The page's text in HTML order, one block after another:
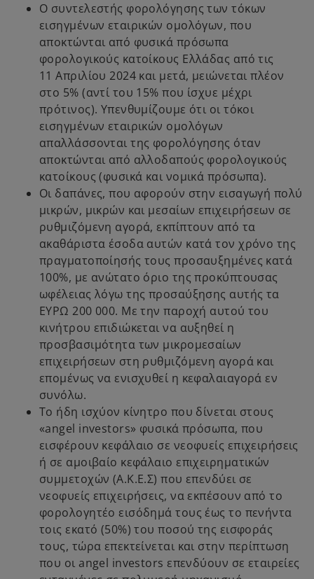
Ο συντελεστής φορολόγησης των τόκων
εισηγμένων εταιρικών ομολόγων, που
αποκτώνται από φυσικά πρόσωπα
φορολογικούς κατοίκους Ελλάδας από τις
11 Απριλίου 2024 και μετά, μειώνεται πλέον
στο 5% (αντί του 15% που ίσχυε μέχρι
πρότινος). Υπενθυμίζουμε ότι οι τόκοι
εισηγμένων εταιρικών ομολόγων
απαλλάσσονται της φορολόγησης όταν
αποκτώνται από αλλοδαπούς φορολογικούς
κατοίκους (φυσικά και νομικά πρόσωπα).
Οι δαπάνες, που αφορούν στην εισαγωγή πολύ
μικρών, μικρών και μεσαίων επιχειρήσεων σε
ρυθμιζόμενη αγορά, εκπίπτουν από τα
ακαθάριστα έσοδα αυτών κατά τον χρόνο της
πραγματοποίησής τους προσαυξημένες κατά
100%, με ανώτατο όριο της προκύπτουσας
ωφέλειας λόγω της προσαύξησης αυτής τα
ΕΥΡΩ 200 000. Με την παροχή αυτού του
κινήτρου επιδιώκεται να αυξηθεί η
προσβασιμότητα των μικρομεσαίων
επιχειρήσεων στη ρυθμιζόμενη αγορά και
επομένως να ενισχυθεί η κεφαλαιαγορά εν
συνόλω.
Το ήδη ισχύον κίνητρο που δίνεται στους
«angel investors» φυσικά πρόσωπα, που
εισφέρουν κεφάλαιο σε νεοφυείς επιχειρήσεις
ή σε αμοιβαίο κεφάλαιο επιχειρηματικών
συμμετοχών (Α.Κ.Ε.Σ) που επενδύει σε
νεοφυείς επιχειρήσεις, να εκπέσουν από το
φορολογητέο εισόδημά τους έως το πενήντα
τοις εκατό (50%) του ποσού της εισφοράς
τους, τώρα επεκτείνεται και στην περίπτωση
που οι angel investors επενδύουν σε εταιρείες